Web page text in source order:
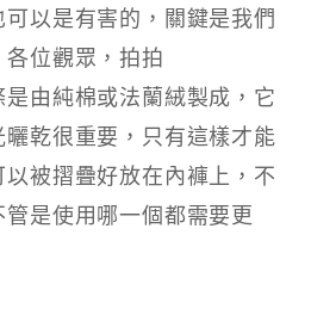
以是有害的，關鍵是我們
位觀眾，拍拍
由純棉或法蘭絨製成，它
乾很重要，只有這樣才能
被摺疊好放在內褲上，不
是使用哪一個都需要更